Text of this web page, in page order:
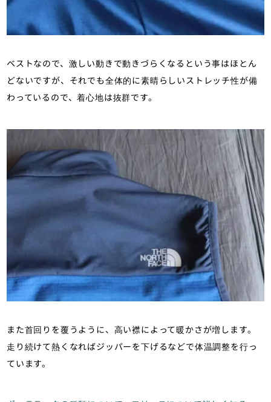
ベストなので、激しい動きで動きづらくなるという事はほとん
どないですが、それでも全体的に素晴らしいストレッチ性が備
わっているので、着心地は抜群です。
また首回りを覆うように、高い襟によって暖かさが増します。
走り続けて熱くなればジッパーを下げるなどで体温調整を行っ
ています。